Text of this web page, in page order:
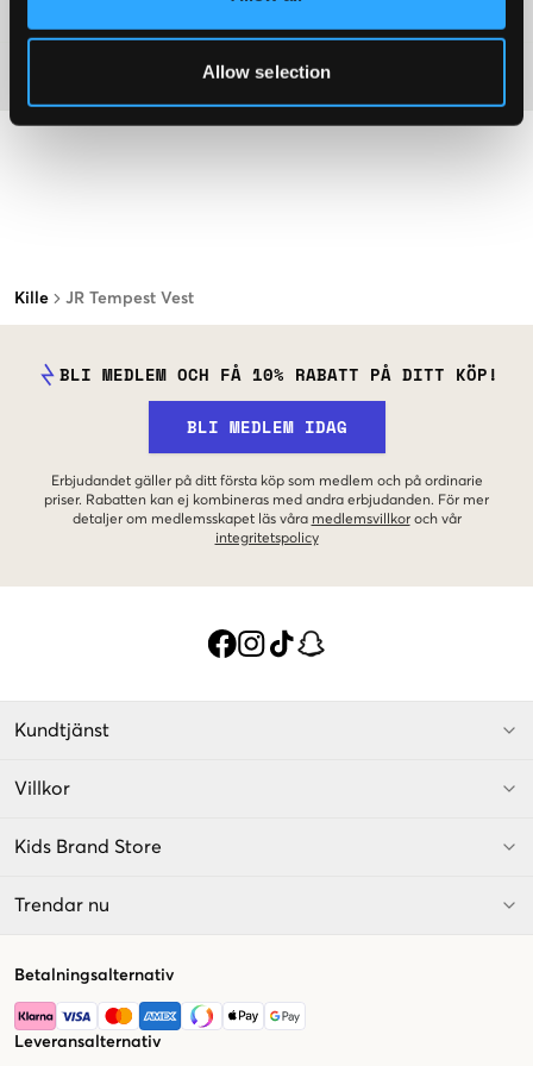
Allow selection
Kille JR Tempest Vest
BLI MEDLEM OCH FÅ 10% RABATT PÅ DITT KÖP!
BLI MEDLEM IDAG
Erbjudandet gäller på ditt första köp som medlem och på ordinarie
priser. Rabatten kan ej kombineras med andra erbjudanden. För mer
detaljer om medlemsskapet läs våra medlemsvillkor och vår
integritetspolicy
Kundtjänst
Villkor
Kids Brand Store
Trendar nu
Betalningsalternativ
Leveransalternativ